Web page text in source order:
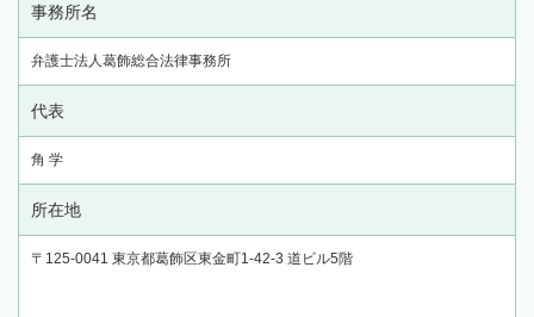
事務所名
弁護士法人葛飾総合法律事務所
代表
角 学
所在地
〒125-0041 東京都葛飾区東金町1-42-3 道ビル5階